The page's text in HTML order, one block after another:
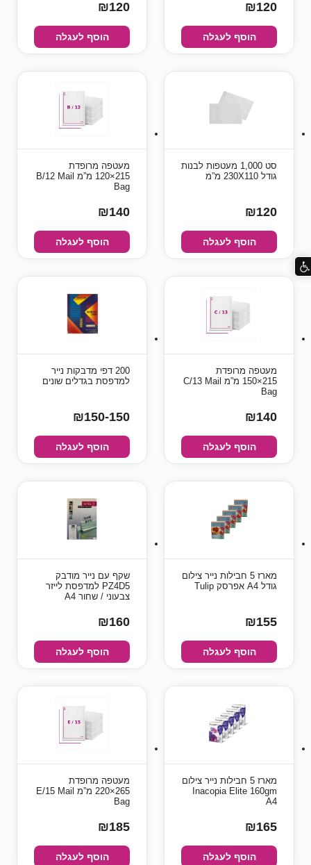
₪120
הוסף לעגלה
₪120
הוסף לעגלה
סט 1,000 מעטפות לבנות
גודל 230X110 מ”מ
₪120
הוסף לעגלה
מעטפה מרופדת
215×120 מ”מ B/12 Mail
Bag
₪140
הוסף לעגלה
מעטפה מרופדת
215×150 מ”מ C/13 Mail
Bag
₪140
הוסף לעגלה
200 דפי מדבקות נייר
למדפסת בגדלים שונים
₪150-150
הוסף לעגלה
מארז 5 חבילות נייר צילום
גודל A4 אפרסק Tulip
₪155
הוסף לעגלה
שקף עם נייר מודבק
PZ4D5 למדפסת לייזר
צבעוני / שחור A4
₪160
הוסף לעגלה
מארז 5 חבילות נייר צילום
Inacopia Elite 160gm
A4
₪165
הוסף לעגלה
מעטפה מרופדת
265×220 מ”מ E/15 Mail
Bag
₪185
הוסף לעגלה